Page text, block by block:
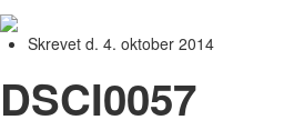
Skrevet d. 4. oktober 2014
DSCI0057